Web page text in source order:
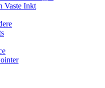
Vaste Inkt